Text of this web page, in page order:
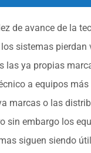
de avance de la
sistemas pierdan
las ya propias
a equipos más
marcas o las
sin embargo los
siguen siendo